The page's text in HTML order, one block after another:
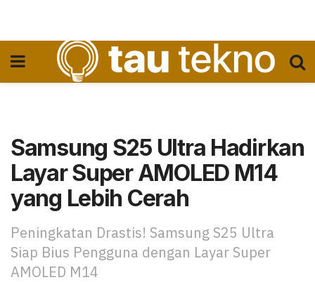
Samsung S25 Ultra Hadirkan
Layar Super AMOLED M14
yang Lebih Cerah
Peningkatan Drastis! Samsung S25 Ultra
Siap Bius Pengguna dengan Layar Super
AMOLED M14